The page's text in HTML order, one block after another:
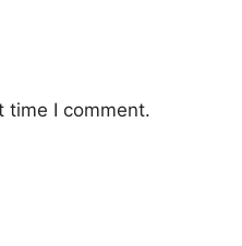
time I comment.